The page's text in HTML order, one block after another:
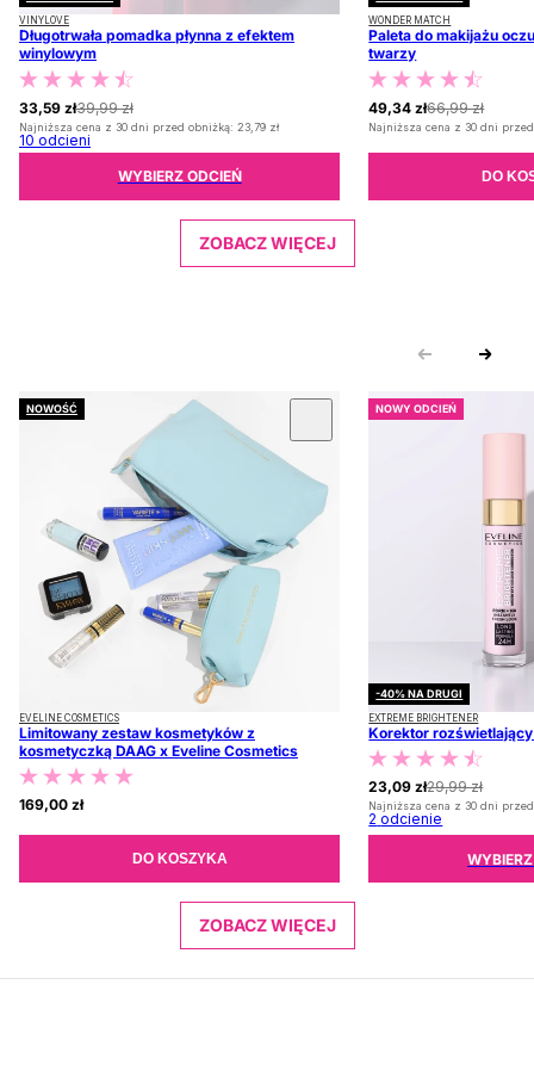
VINYLOVE
Długotrwała pomadka płynna z efektem
winylowym
39,99 zł
33,59 zł
Najniższa cena z 30 dni przed obniżką: 23,79 zł
10 odcieni
WYBIERZ ODCIEŃ
WONDER MATCH
Paleta do makijażu
twarzy
66,99 zł
49,34 zł
Najniższa cena z 30 dni
DO
ZOBACZ WIĘCEJ
NOWOŚĆ
EVELINE COSMETICS
Limitowany zestaw kosmetyków z
kosmetyczką DAAG x Eveline Cosmetics
169,00 zł
DO KOSZYKA
NOWY ODCIEŃ
-40% NA DRUGI
EXTREME BRIGHTENER
Korektor
29,99 zł
23,09 zł
Najniższa cena z 30 dni
2 odcienie
ZOBACZ WIĘCEJ